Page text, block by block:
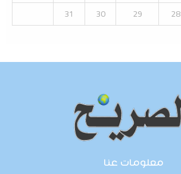
28
29
30
31
معلومات عنا